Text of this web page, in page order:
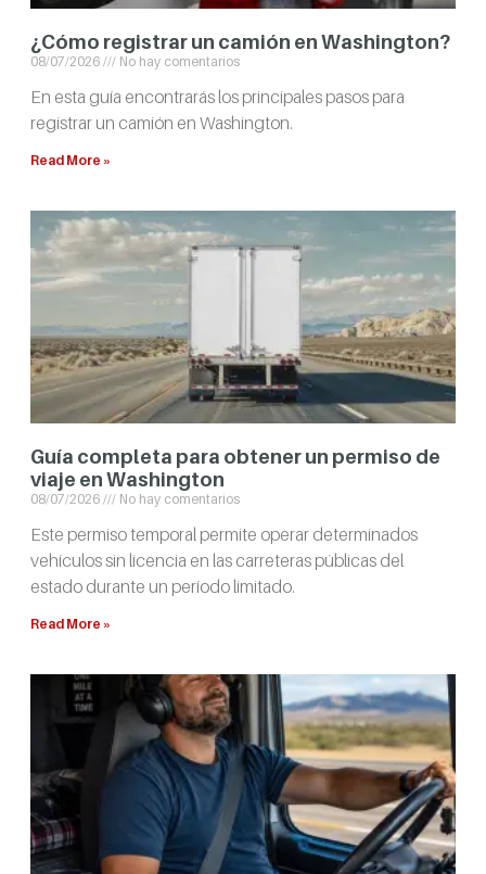
¿Cómo registrar un camión en Washington?
08/07/2026 No hay comentarios
En esta guía encontrarás los principales pasos para
registrar un camión en Washington.
Read More »
Guía completa para obtener un permiso de
viaje en Washington
08/07/2026 No hay comentarios
Este permiso temporal permite operar determinados
vehículos sin licencia en las carreteras públicas del
estado durante un período limitado.
Read More »